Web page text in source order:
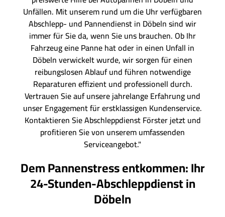
Unfällen. Mit unserem rund um die Uhr verfügbaren
Abschlepp- und Pannendienst in Döbeln sind wir
immer für Sie da, wenn Sie uns brauchen. Ob Ihr
Fahrzeug eine Panne hat oder in einen Unfall in
Döbeln verwickelt wurde, wir sorgen für einen
reibungslosen Ablauf und führen notwendige
Reparaturen effizient und professionell durch.
Vertrauen Sie auf unsere jahrelange Erfahrung und
unser Engagement für erstklassigen Kundenservice.
Kontaktieren Sie Abschleppdienst Förster jetzt und
profitieren Sie von unserem umfassenden
Serviceangebot."
Dem Pannenstress entkommen: Ihr
24-Stunden-Abschleppdienst in
Döbeln